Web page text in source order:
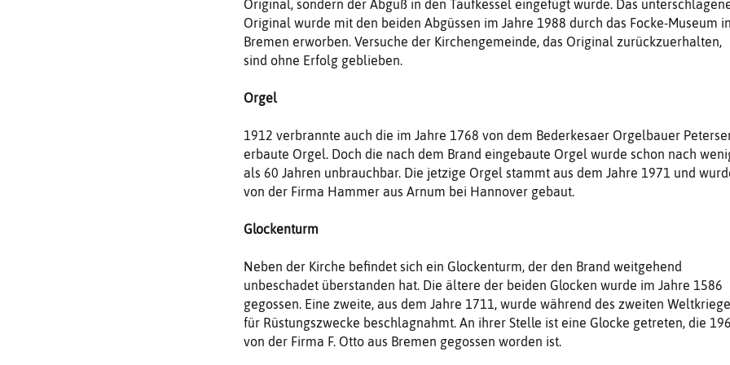
Original, sondern der Abguß in den Taufkessel eingefügt wurde. Das
Original wurde mit den beiden Abgüssen im Jahre 1988 durch das Focke-Museum in
Bremen erworben. Versuche der Kirchengemeinde, das Original zurückzuerhalten,
sind ohne Erfolg geblieben.
Orgel
1912 verbrannte auch die im Jahre 1768 von dem Bederkesaer Orgelbauer
erbaute Orgel. Doch die nach dem Brand eingebaute Orgel wurde schon nach
als 60 Jahren unbrauchbar. Die jetzige Orgel stammt aus dem Jahre 1971 und
von der Firma Hammer aus Arnum bei Hannover gebaut.
Glockenturm
Neben der Kirche befindet sich ein Glockenturm, der den Brand weitgehend
unbeschadet überstanden hat. Die ältere der beiden Glocken wurde im Jahre 1586
gegossen. Eine zweite, aus dem Jahre 1711, wurde während des zweiten
für Rüstungszwecke beschlagnahmt. An ihrer Stelle ist eine Glocke getreten, die
von der Firma F. Otto aus Bremen gegossen worden ist.